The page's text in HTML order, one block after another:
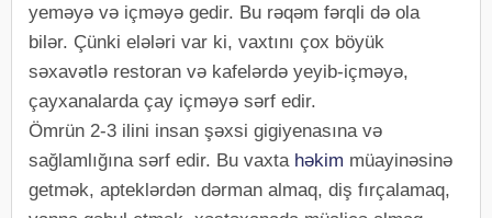
yeməyə və içməyə gedir. Bu rəqəm fərqli də ola
bilər. Çünki elələri var ki, vaxtını çox böyük
səxavətlə restoran və kafelərdə yeyib-içməyə,
çayxanalarda çay içməyə sərf edir.
Ömrün 2-3 ilini insan şəxsi gigiyenasına və
sağlamlığına sərf edir. Bu vaxta həkim müayinəsinə
getmək, apteklərdən dərman almaq, diş fırçalamaq,